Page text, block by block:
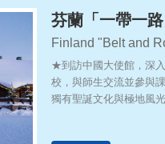
芬蘭「一帶一
Finland "Belt and
★到訪中國大使館，深
校，與師生交流並參與
獨有聖誕文化與極地風